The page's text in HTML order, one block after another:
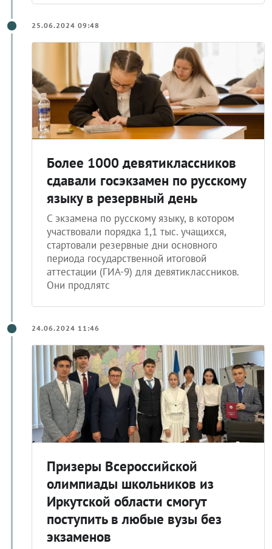
25.06.2024 09:48
Более 1000 девятиклассников
сдавали госэкзамен по русскому
языку в резервный день
С экзамена по русскому языку, в котором
участвовали порядка 1,1 тыс. учащихся,
стартовали резервные дни основного
периода государственной итоговой
аттестации (ГИА-9) для девятиклассников.
Они продлятс
24.06.2024 11:46
Призеры Всероссийской
олимпиады школьников из
Иркутской области смогут
поступить в любые вузы без
экзаменов